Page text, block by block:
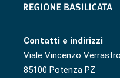
Contatti e indirizzi
Viale Vincenzo
85100 Potenza PZ